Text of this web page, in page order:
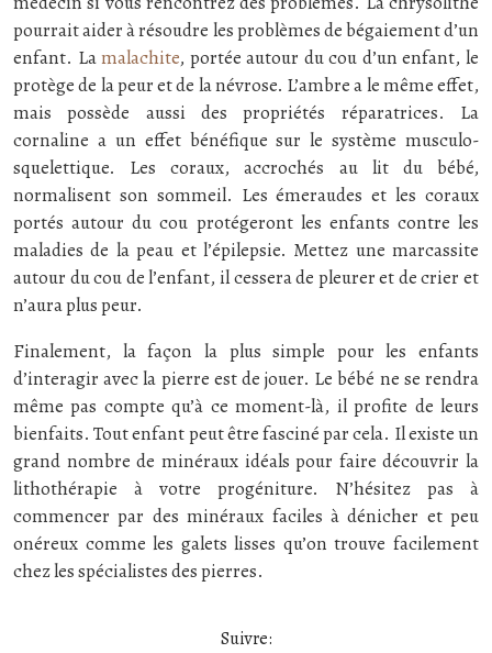
pourrait aider à résoudre les problèmes de bégaiement d’un
enfant. Lamalachite, portée autour du cou d’un enfant, le
protège de la peur et de la névrose. L’ambre a le même effet,
mais possède aussi des propriétés réparatrices. La
cornaline a un effet bénéfique sur le système musculo-
squelettique. Les coraux, accrochés au lit du bébé,
normalisent son sommeil. Les émeraudes et les coraux
portés autour du cou protégeront les enfants contre les
maladies de la peau et l’épilepsie. Mettez une marcassite
autour du cou de l’enfant, il cessera de pleurer et de crier et
n’aura plus peur.
Finalement, la façon la plus simple pour les enfants
d’interagir avec la pierre est de jouer. Le bébé ne se rendra
même pas compte qu’à ce moment-là, il profite de leurs
bienfaits. Tout enfant peut être fasciné par cela. Il existe un
grand nombre de minéraux idéals pour faire découvrir la
lithothérapie à votre progéniture. N’hésitez pas à
commencer par des minéraux faciles à dénicher et peu
onéreux comme les galets lisses qu’on trouve facilement
chez les spécialistes des pierres.
Suivre: